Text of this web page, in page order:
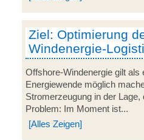
Ziel: Optimierung
Windenergie-
Offshore-Windenergie gilt als
Energiewende möglich
Stromerzeugung in der
Problem: Im Moment ist...
[Alles Zeigen]